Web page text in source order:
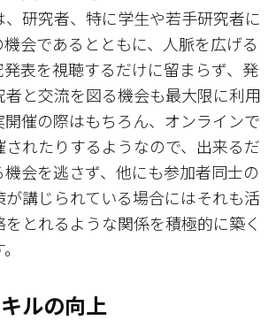
、研究者、特に学生や若手研究者に
機会であるとともに、人脈を広げる
表を視聴するだけに留まらず、発
と交流を図る機会も最大限に利用
開催の際はもちろん、オンラインで
れたりするようなので、出来るだ
会を逃さず、他にも参加者同士の
講じられている場合にはそれも活
とれるような関係を積極的に築く
ルの向上